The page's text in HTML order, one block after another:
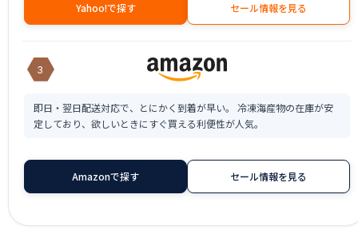
Yahoo!で探す セール情報を見る
3
即日・翌日配送対応で、とにかく到着が早い。 冷凍海産物の在庫が安
定しており、欲しいときにすぐ買える利便性が人気。
Amazonで探す セール情報を見る